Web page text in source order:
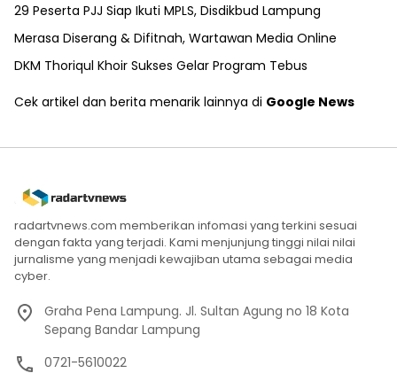
29 Peserta PJJ Siap Ikuti MPLS, Disdikbud Lampung
Merasa Diserang & Difitnah, Wartawan Media Online
DKM Thoriqul Khoir Sukses Gelar Program Tebus
Cek artikel dan berita menarik lainnya di Google News
radartvnews.com memberikan infomasi yang terkini sesuai
dengan fakta yang terjadi. Kami menjunjung tinggi nilai nilai
jurnalisme yang menjadi kewajiban utama sebagai media
cyber.
Graha Pena Lampung. Jl. Sultan Agung no 18 Kota
Sepang Bandar Lampung
0721-5610022